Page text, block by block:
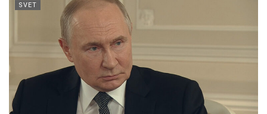
SVET